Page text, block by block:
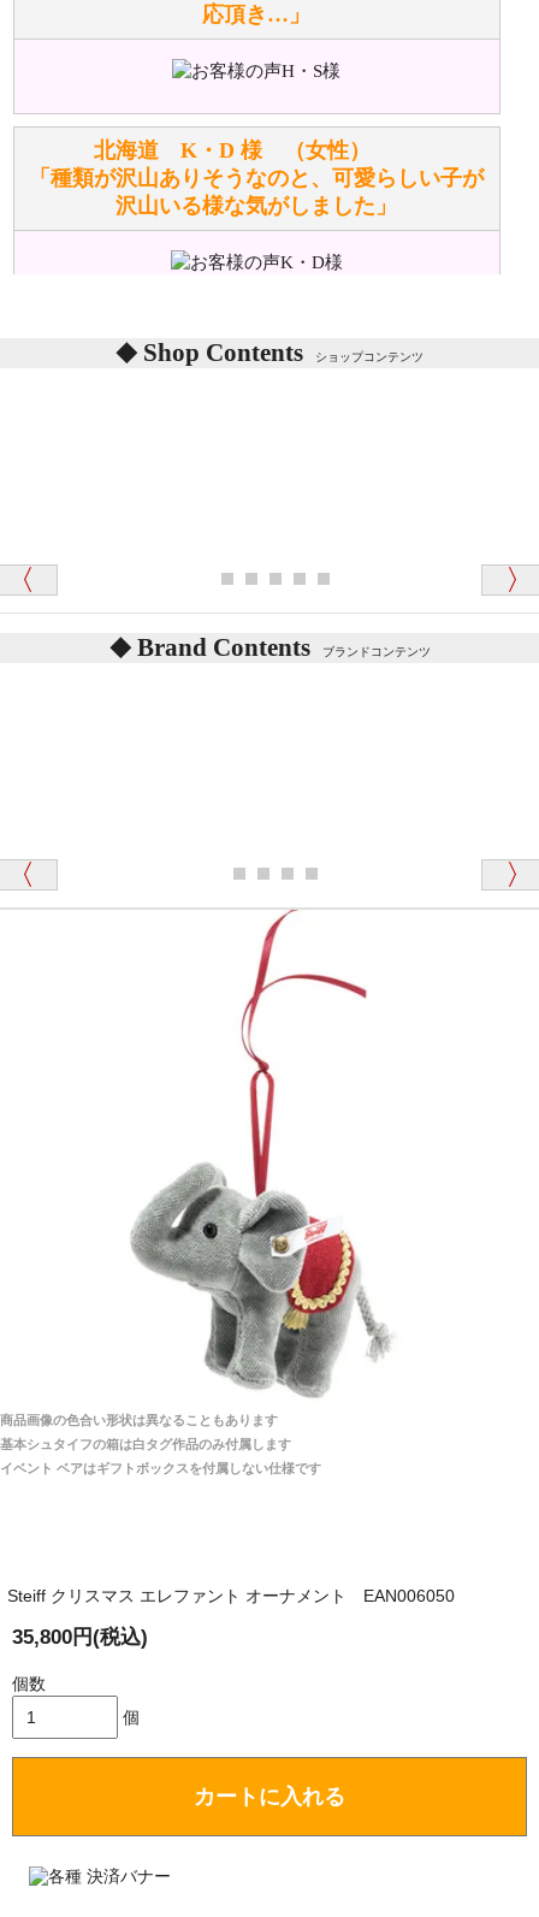
シュタイフのぬいぐるみは洗濯できますか？ ぬいぐ
るみのお手入れ方法を教えてください。
詳しくはこちら をご覧ください。
ぬいぐるみの耳に付いているボタンやタグに、何か意
味などがありますか？
詳しくはこちらをご覧ください。
体をねかせたりおこしたりすると「グーグー」と鳴く
記載しておりますので、ぜひ探してみてください。
ディベアがいます。
「スクエーカー内蔵」と記載しておりますので、ぜひ
探してみてください。
シュタイフ社製品の実物を見ることはできますか？
当店はネット販売ですので実物をお見せすることが
海外からのお取り寄せと言うことですが、商品はきち
ご安心ください！商品は確実にお届けします。
商品は直接海外から届くのですか。受取の際、関税な
商品は全て当店へ入荷させたのち欠品を行いお客様
関税はすべて当店にて処理しますのでお客様のご負担
は一切ありません。
国内で一度検品をしますので、決済確認後、２～４
週間でのお届けとなります。
（稀に、通関手続き等に時間がかかり、納期が遅れる
ます。）
注文のキャンセルは可能ですか？
お取り寄せ商品となっておりますため、仕入先へ発
応頂き…」
北海道 K・D 様 （女性）
「種類が沢山ありそうなのと、可愛らしい子が
沢山いる様な気がしました」
東京都 M・K 様 （女性）
「対応はどちらも丁寧でした。値段と他の融通
「商品説明が細やかで丁寧であったことです」
「前に買ったことがあったお店でしたので」
千葉県 U・Y 様 （女性）
「ChatGPTを利用したところ「くまの小屋」さ
んを紹介され…」
埼玉県 S・W 様
「送られる際にメールなどで届けて頂きとても
安心感がありました」
大阪府 Y・W 様 （男性）
「取り扱っているNetショップで一番信用出来
兵庫県 A・K 様 （女性）
「ベアちゃんの紹介分が丁寧に書かれていたこ
き、対応に誠実さを感じました」
Shop Contents ショップコンテンツ
Brand Contents ブランドコンテンツ
商品画像の色合い形状は異なることもあります
基本シュタイフの箱は白タグ作品のみ付属します
イベント ベアはギフトボックスを付属しない仕様です
Steiff クリスマス エレファント オーナメント EAN006050
35,800円(税込)
個数
個
カートに入れる